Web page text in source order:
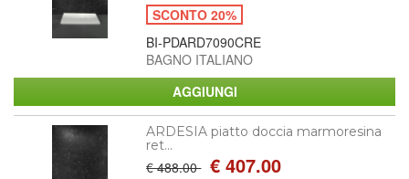
SCONTO 20%
BI-PDARD7090CRE
BAGNO ITALIANO
ARDESIA piatto doccia marmoresina
ret...
€ 488.00 € 407.00